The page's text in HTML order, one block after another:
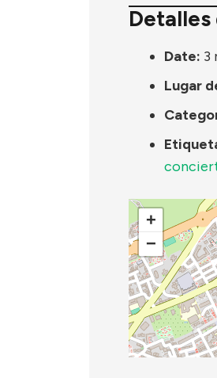
Detalles
Date: 3
Lugar
+
−